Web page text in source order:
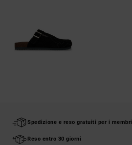
Spedizione e reso gratuiti per i membri
Reso entro 30 giorni